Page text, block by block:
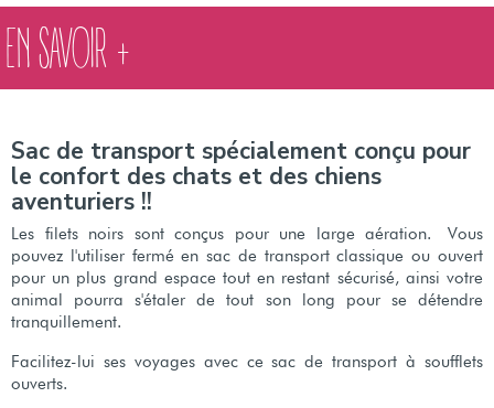
EN SAVOIR +
Sac de transport spécialement conçu pour
le confort des chats et des chiens
aventuriers !!
Les filets noirs sont conçus pour une large aération. Vous
pouvez l'utiliser fermé en sac de transport classique ou ouvert
pour un plus grand espace tout en restant sécurisé, ainsi votre
animal pourra s'étaler de tout son long pour se détendre
tranquillement.
Facilitez-lui ses voyages avec ce sac de transport à soufflets
ouverts.